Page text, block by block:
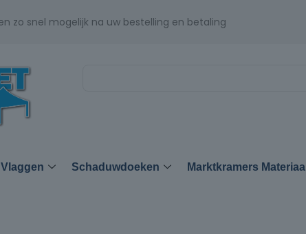
zo snel mogelijk na uw bestelling en betaling
Vlaggen Schaduwdoeken Marktkramers Materiaal